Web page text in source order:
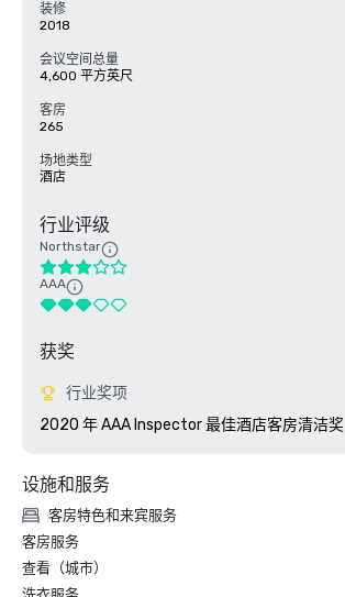
装修
2018
会议空间总量
4,600 平方英尺
客房
265
场地类型
酒店
行业评级
Northstar
AAA
获奖
行业奖项
2020 年 AAA Inspector 最佳酒店客房清洁奖
设施和服务
客房特色和来宾服务
客房服务
查看（城市）